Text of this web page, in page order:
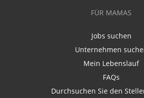
FÜR MAMAS
Jobs suchen
Unternehmen
Mein Lebenslauf
FAQs
Durchsuchen Sie den